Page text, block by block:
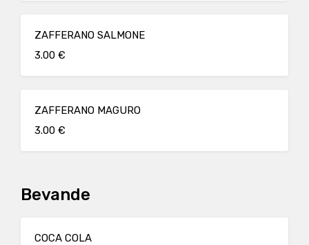
ZAFFERANO SALMONE
3.00 €
ZAFFERANO MAGURO
3.00 €
Bevande
COCA COLA